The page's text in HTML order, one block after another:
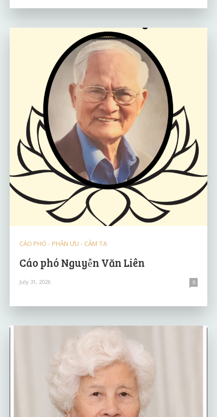
CÁO PHÓ - PHÂN ƯU - CẢM TẠ
Cáo phó Nguyễn Văn Liên
July 31, 2026 0